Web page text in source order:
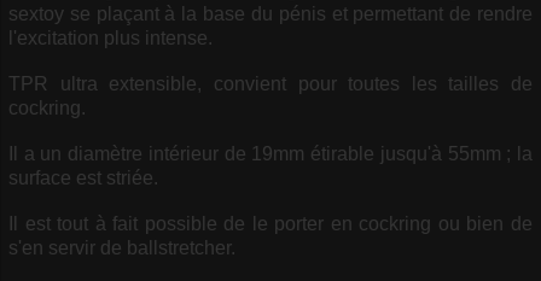
sextoy se plaçant à la base du pénis et permettant de rendre
l'excitation plus intense.
TPR ultra extensible, convient pour toutes les tailles de
cockring.
Il a un diamètre intérieur de 19mm étirable jusqu'à 55mm ; la
surface est striée.
Il est tout à fait possible de le porter en cockring ou bien de
s'en servir de ballstretcher.